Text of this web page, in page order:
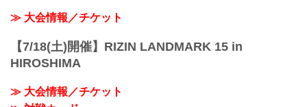
≫ 大会情報／チケット
【7/18(土)開催】RIZIN LANDMARK 15 in
HIROSHIMA
≫ 大会情報／チケット